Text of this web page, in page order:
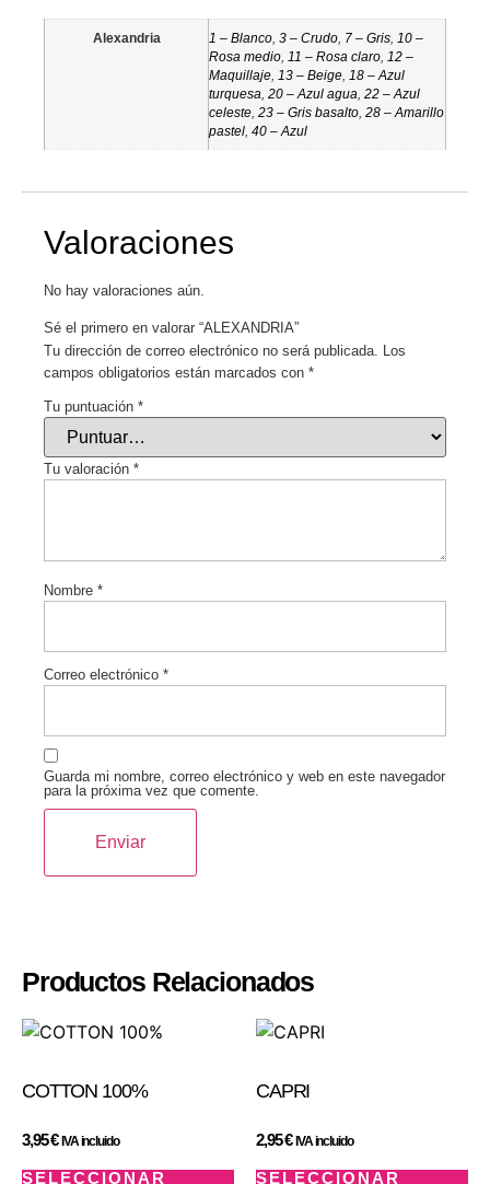
Alexandria 1 – Blanco 3 – Crudo 7 – Gris 10 –
Rosa medio 11 – Rosa claro 12 –
Maquillaje 13 – Beige 18 – Azul
turquesa 20 – Azul agua 22 – Azul
celeste 23 – Gris basalto 28 – Amarillo
pastel 40 – Azul
Valoraciones
No hay valoraciones aún.
Sé el primero en valorar “ALEXANDRIA”
Tu dirección de correo electrónico no será publicada. Los
campos obligatorios están marcados con *
Tu puntuación *
Tu valoración *
Nombre *
Correo electrónico *
Guarda mi nombre, correo electrónico y web en este navegador
para la próxima vez que comente.
Productos Relacionados
COTTON 100%
3,95€ IVA incluido
SELECCIONAR
CAPRI
2,95€ IVA incluido
SELECCIONAR